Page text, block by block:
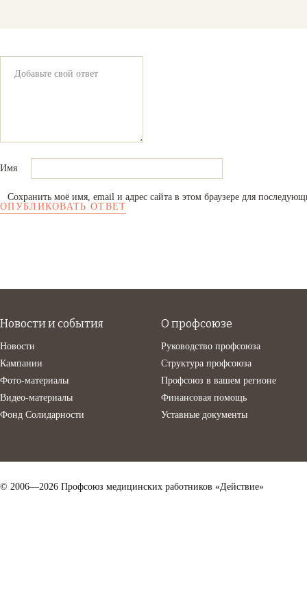
Имя
Сохранить моё имя, email и адрес сайта в этом браузере для
Новости и события
Новости
Кампании
Фото-материалы
Видео-материалы
Фонд Солидарности
О профсоюзе
Руководство профсоюза
Структура профсоюза
Профсоюз в вашем регионе
Финансовая помощь
Уставные документы
© 2006—2026 Профсоюз медицинских работников «Действие»